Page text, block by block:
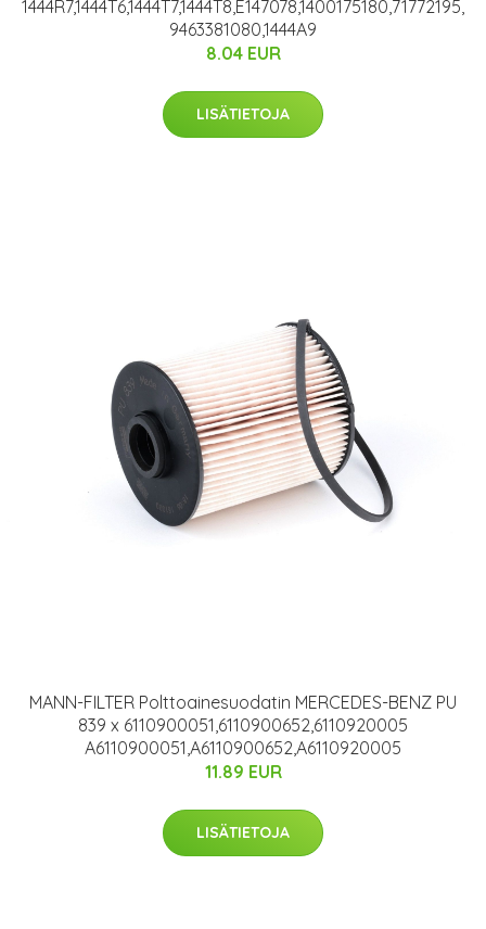
1444R7,1444T6,1444T7,1444T8,E147078,1400175180,71772195,
9463381080,1444A9
8.04 EUR
LISÄTIETOJA
MANN-FILTER Polttoainesuodatin MERCEDES-BENZ PU
839 x 6110900051,6110900652,6110920005
A6110900051,A6110900652,A6110920005
11.89 EUR
LISÄTIETOJA